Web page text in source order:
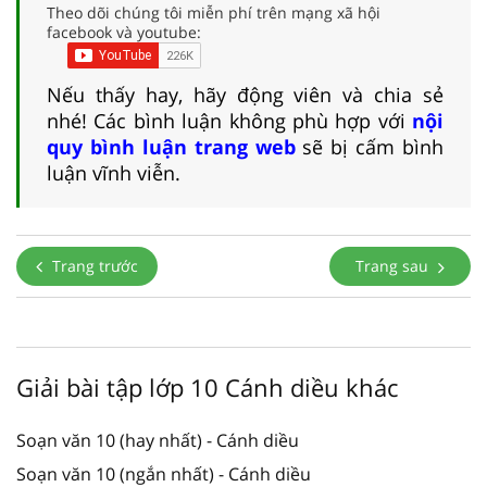
Theo dõi chúng tôi miễn phí trên mạng xã hội
facebook và youtube:
Nếu thấy hay, hãy động viên và chia sẻ
nhé! Các bình luận không phù hợp với nội
quy bình luận trang websẽ bị cấm bình
luận vĩnh viễn.
Trang trước Trang sau
Giải bài tập lớp 10 Cánh diều khác
Soạn văn 10 (hay nhất) - Cánh diều
Soạn văn 10 (ngắn nhất) - Cánh diều